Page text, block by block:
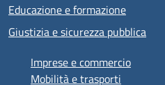
Educazione e formazione
Giustizia e sicurezza pubblica
Imprese e commercio
Mobilità e trasporti